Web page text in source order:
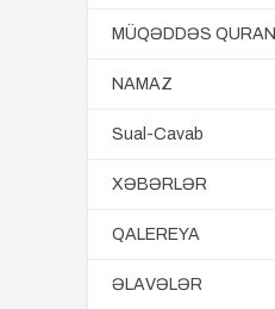
MÜQƏDDƏS QURAN
NAMAZ
Sual-Cavab
XƏBƏRLƏR
QALEREYA
ƏLAVƏLƏR